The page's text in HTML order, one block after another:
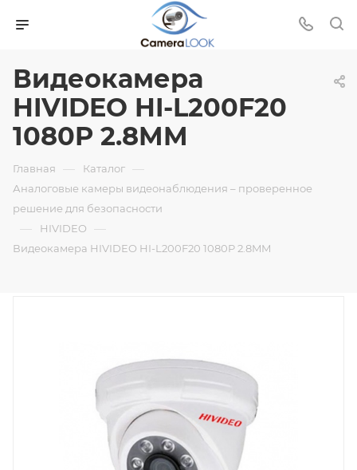
Видеокамера
HIVIDEO HI-L200F20
1080P 2.8MM
Главная — Каталог —
Аналоговые камеры видеонаблюдения – проверенное
решение для безопасности
— HIVIDEO —
Видеокамера HIVIDEO HI-L200F20 1080P 2.8MM